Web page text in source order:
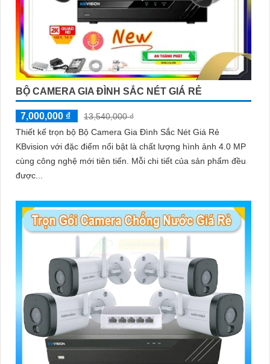
BỘ CAMERA GIA ĐÌNH SẮC NÉT GIÁ RẺ
7,000,000 ₫
13,540,000 ₫
Thiết kế trọn bộ Bộ Camera Gia Đình Sắc Nét Giá Rẻ
KBvision với đặc điểm nổi bật là chất lượng hình ảnh 4.0 MP
cùng công nghệ mới tiên tiến. Mỗi chi tiết của sản phẩm đều
được...